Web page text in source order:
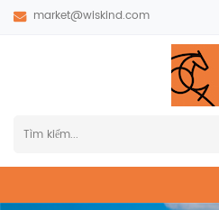
market@wiskind.com